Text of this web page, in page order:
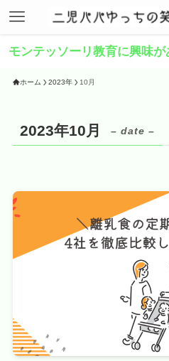
モンテッソーリ教育に興味が
ホーム 2023年 10月
2023年10月 – date –